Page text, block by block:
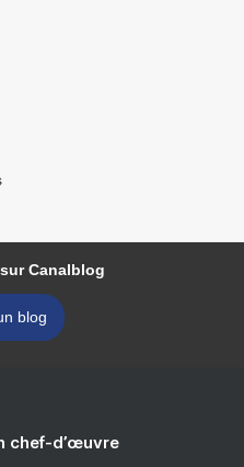
Canalblog
blog
chef-d’œuvre